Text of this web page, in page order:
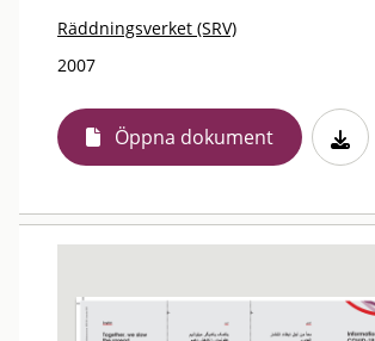
Räddningsverket (SRV)
2007
Öppna dokument